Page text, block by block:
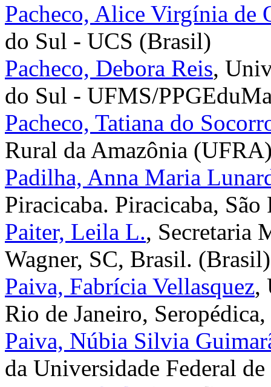
Pacheco, Alice Virgínia de
do Sul - UCS (Brasil)
Pacheco, Debora Reis,
do Sul - UFMS/
Pacheco, Tatiana do
Rural da Amazônia
Padilha, Anna Maria
Piracicaba. Piracicaba,
Paiter, Leila L., Secretaria
Wagner, SC, Brasil. (Brasil)
Paiva, Fabrícia Vellasquez,
Rio de Janeiro,
Paiva, Núbia Silvia
da Universidade Federal